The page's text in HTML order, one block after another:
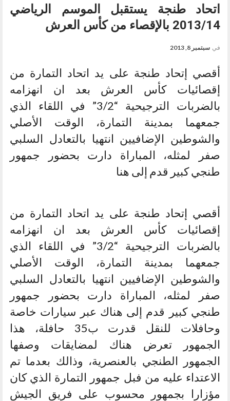
اتحاد طنجة يستقبل الموسم الرياضي
2013/14 بالإقصاء من كأس العرش
في سبتمبر 8, 2013
أقصي إتحاد طنجة على يد اتحاد التمارة من
إقصائيات كأس العرش بعد ان انهزامه
بالضربات الترجيحية “3/2” في اللقاء الذي
جمعهما بمدينة التمارة، الوقت الأصلي
والشوطين الإضافيين انتهيا بالتعادل السلبي
صفر لمثله، المباراة دارت بحضور جمهور
طنجي كبير قدم إلى هنا
أقصي إتحاد طنجة على يد اتحاد التمارة من
إقصائيات كأس العرش بعد ان انهزامه
بالضربات الترجيحية “3/2” في اللقاء الذي
جمعهما بمدينة التمارة، الوقت الأصلي
والشوطين الإضافيين انتهيا بالتعادل السلبي
صفر لمثله، المباراة دارت بحضور جمهور
طنجي كبير قدم إلى هناك عبر سيارات خاصة
وحافلات للنقل قدرت ب35 حافلة، هذا
الجمهور تعرض هناك لمضايقات وصفها
الجمهور الطنجي بالعنصرية، وذالك بعدما تم
الاعتداء عليه من فبل جمهور التمارة الذي كان
مؤزارا بجمهور محسوب على فريق الجيش